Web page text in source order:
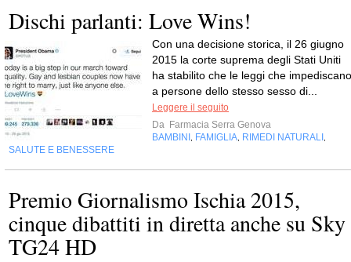
Dischi parlanti: Love Wins!
Con una decisione storica, il 26 giugno
2015 la corte suprema degli Stati Uniti
ha stabilito che le leggi che impediscano
a persone dello stesso sesso di...
Leggere il seguito
Da Farmacia Serra Genova
BAMBINI
FAMIGLIA RIMEDI NATURALI
SALUTE E BENESSERE
Premio Giornalismo Ischia 2015,
cinque dibattiti in diretta anche su Sky
TG24 HD